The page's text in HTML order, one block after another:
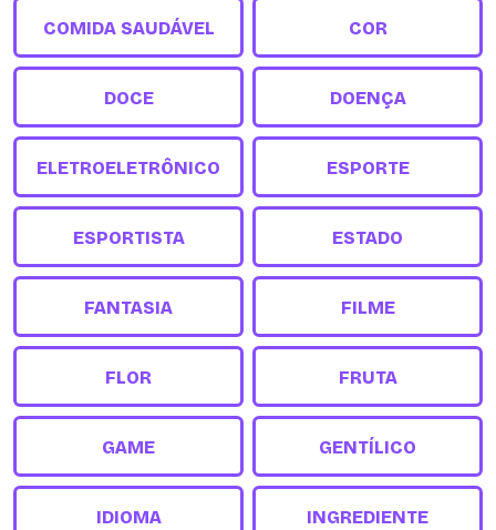
COMIDA SAUDÁVEL COR
DOCE DOENÇA
ELETROELETRÔNICO ESPORTE
ESPORTISTA ESTADO
FANTASIA FILME
FLOR FRUTA
GAME GENTÍLICO
IDIOMA INGREDIENTE